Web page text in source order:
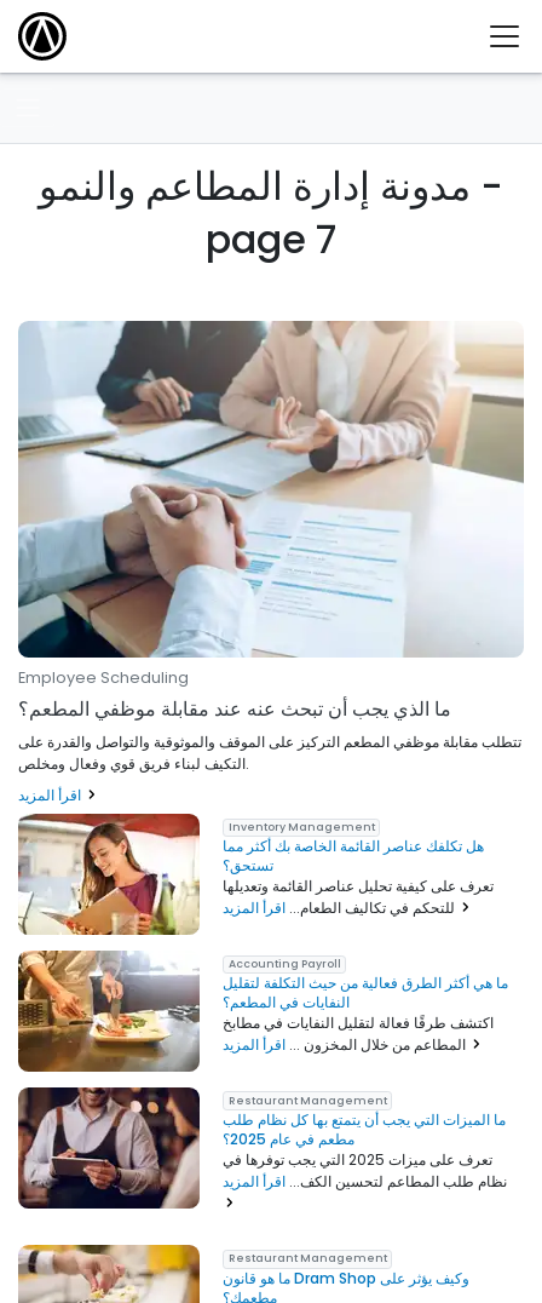
مدونة إدارة المطاعم والنمو -
page 7
Employee Scheduling
ما الذي يجب أن تبحث عنه عند مقابلة موظفي المطعم؟
تتطلب مقابلة موظفي المطعم التركيز على الموقف والموثوقية والتواصل والقدرة على
التكيف لبناء فريق قوي وفعال ومخلص.
Inventory Management
هل تكلفك عناصر القائمة الخاصة بك أكثر مما
تستحق؟
تعرف على كيفية تحليل عناصر القائمة وتعديلها
للتحكم في تكاليف الطعام...
Accounting Payroll
ما هي أكثر الطرق فعالية من حيث التكلفة لتقليل
النفايات في المطعم؟
اكتشف طرقًا فعالة لتقليل النفايات في مطابخ
المطاعم من خلال المخزون ...
Restaurant Management
ما الميزات التي يجب أن يتمتع بها كل نظام طلب
مطعم في عام 2025؟
تعرف على ميزات 2025 التي يجب توفرها في
نظام طلب المطاعم لتحسين الكف... اقرأ المزيد
Restaurant Management
ما هو قانون Dram Shop وكيف يؤثر على
مطعمك؟